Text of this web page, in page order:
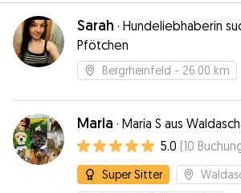
Sarah · Hundeliebhaberin
Pfötchen
Bergrheinfeld - 26.00 km
Maria · Maria S aus
5.0 (10
Super Sitter